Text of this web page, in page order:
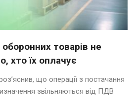
товарів не
хто їх оплачує
що операції з постачання
звільняються від ПДВ